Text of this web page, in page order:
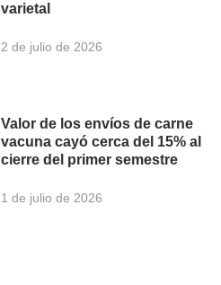
varietal
2 de julio de 2026
Valor de los envíos de carne
vacuna cayó cerca del 15% al
cierre del primer semestre
1 de julio de 2026